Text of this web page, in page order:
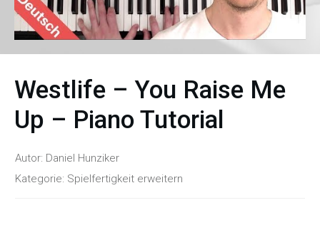
Westlife – You Raise Me
Up – Piano Tutorial
Autor: Daniel Hunziker
Kategorie: Spielfertigkeit erweitern